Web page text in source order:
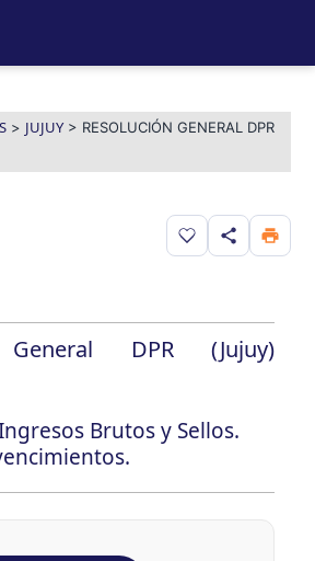
> JUJUY> RESOLUCIÓN GENERAL DPR
Guardar en
General DPR (Jujuy)
Brutos y Sellos.